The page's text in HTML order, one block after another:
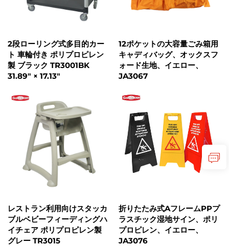
2段ローリング式多目的カー
ト 車輪付き ポリプロピレン
製 ブラック TR3001BK
31.89" × 17.13"
12ポケットの大容量ごみ箱用
キャディバッグ、オックスフ
ォード生地、イエロー、
JA3067
レストラン利用向けスタッカ
ブルベビーフィーディングハ
イチェア ポリプロピレン製
グレー TR3015
折りたたみ式AフレームPPプ
ラスチック湿地サイン、ポリ
プロピレン、イエロー、
JA3076